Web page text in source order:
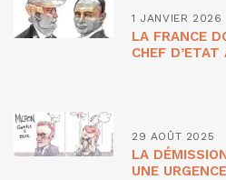
1 JANVIER 2026
LA FRANCE
CHEF
29 AOÛT 2025
LA
UNE